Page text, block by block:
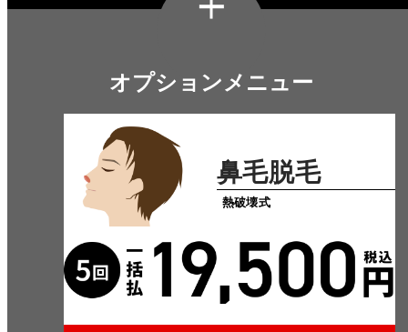
オプションメニュー
鼻毛脱毛
熱破壊式